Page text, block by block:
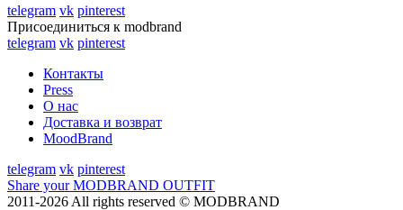
telegram vk pinterest
Присоединиться к modbrand
telegram vk pinterest
Контакты
Press
О нас
Доставка и возврат
MoodBrand
telegram vk pinterest
Share your MODBRAND OUTFIT
2011-2026 All rights reserved © MODBRAND